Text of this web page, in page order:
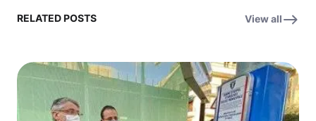
RELATED POSTS View all